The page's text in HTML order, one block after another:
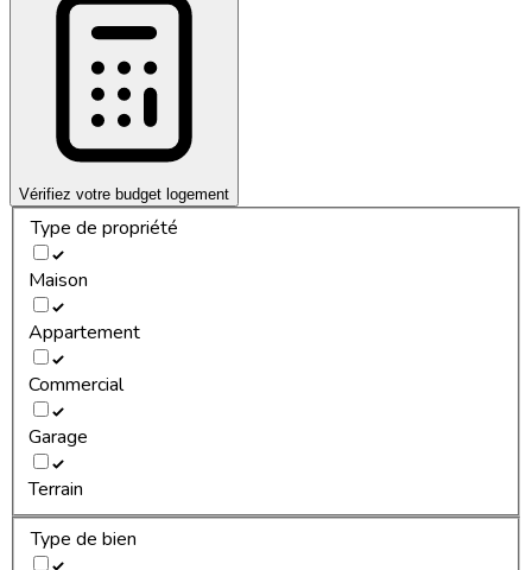
Vérifiez votre budget logement
Type de propriété
Maison
Appartement
Commercial
Garage
Terrain
Type de bien